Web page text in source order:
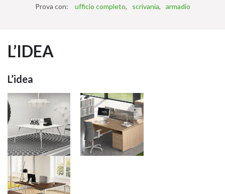
Prova con: ufficio completo scrivania armadio
CASSETTIERE
ARMADI
ACCESSORI
L’IDEA
L’idea